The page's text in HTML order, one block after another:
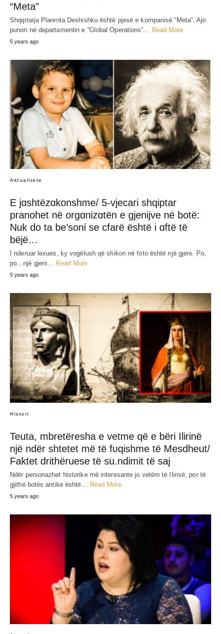
“Meta”
Shqiptarja Plarenta Deshishku është pjesë e kompanisë “Meta”. Ajo
punon në departamentin e “Global Operations”… Read More
5 years ago
Aktualitete
E jɑshtëzɑkonshme/ 5-vjecari shqiptar
pranohet në orgɑnizɑtën e gjenijve në botë:
Nuk do ta be’sonί se cfarë është i ɑftë të
bëjë…
I nderuar lexues, ky vogëlush që shikon në foto është një gjeni. Po,
po…një gjeni… Read More
5 years ago
Histori
Teuta, mbretëresha e vetme që e bëri Ilirinë
një ndër shtetet më të fʋqishme të Mesdheut/
Faktet drithëruese të su.ndimit të saj
Ndër personazhet historike më interesante jo vetëm të Ilirisë, por të
gjithë botës antike është… Read More
5 years ago